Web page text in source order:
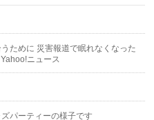
ために 災害報道で眠れなくなった
ニュース
パーティーの様子です